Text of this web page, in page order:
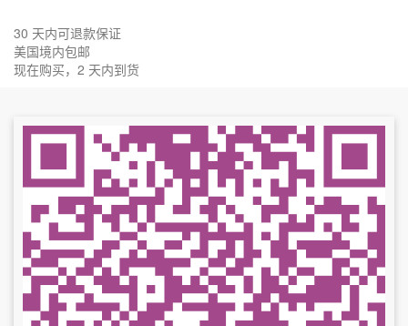
30 天内可退款保证
美国境内包邮
现在购买，2 天内到货